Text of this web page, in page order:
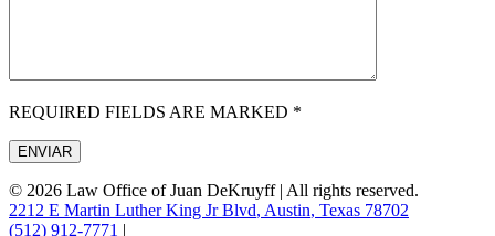
REQUIRED FIELDS ARE MARKED *
© 2026 Law Office of Juan DeKruyff | All rights reserved.
2212 E Martin Luther King Jr Blvd, Austin, Texas 78702
(512) 912-7771 |